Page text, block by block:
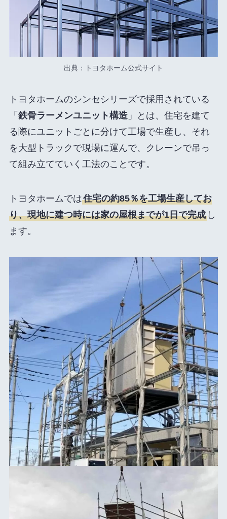
出典：トヨタホーム公式サイト
トヨタホームのシンセシリーズで採用されている
「 鉄骨ラーメンユニット構造」とは、住宅を建て
る際にユニットごとに分けて工場で生産し、それ
を大型トラックで現場に運んで、クレーンで吊っ
て組み立てていく工法のことです。
トヨタホームでは住宅の約85％を工場生産してお
り、現地に建つ時には家の屋根までが1日で完成し
ます。